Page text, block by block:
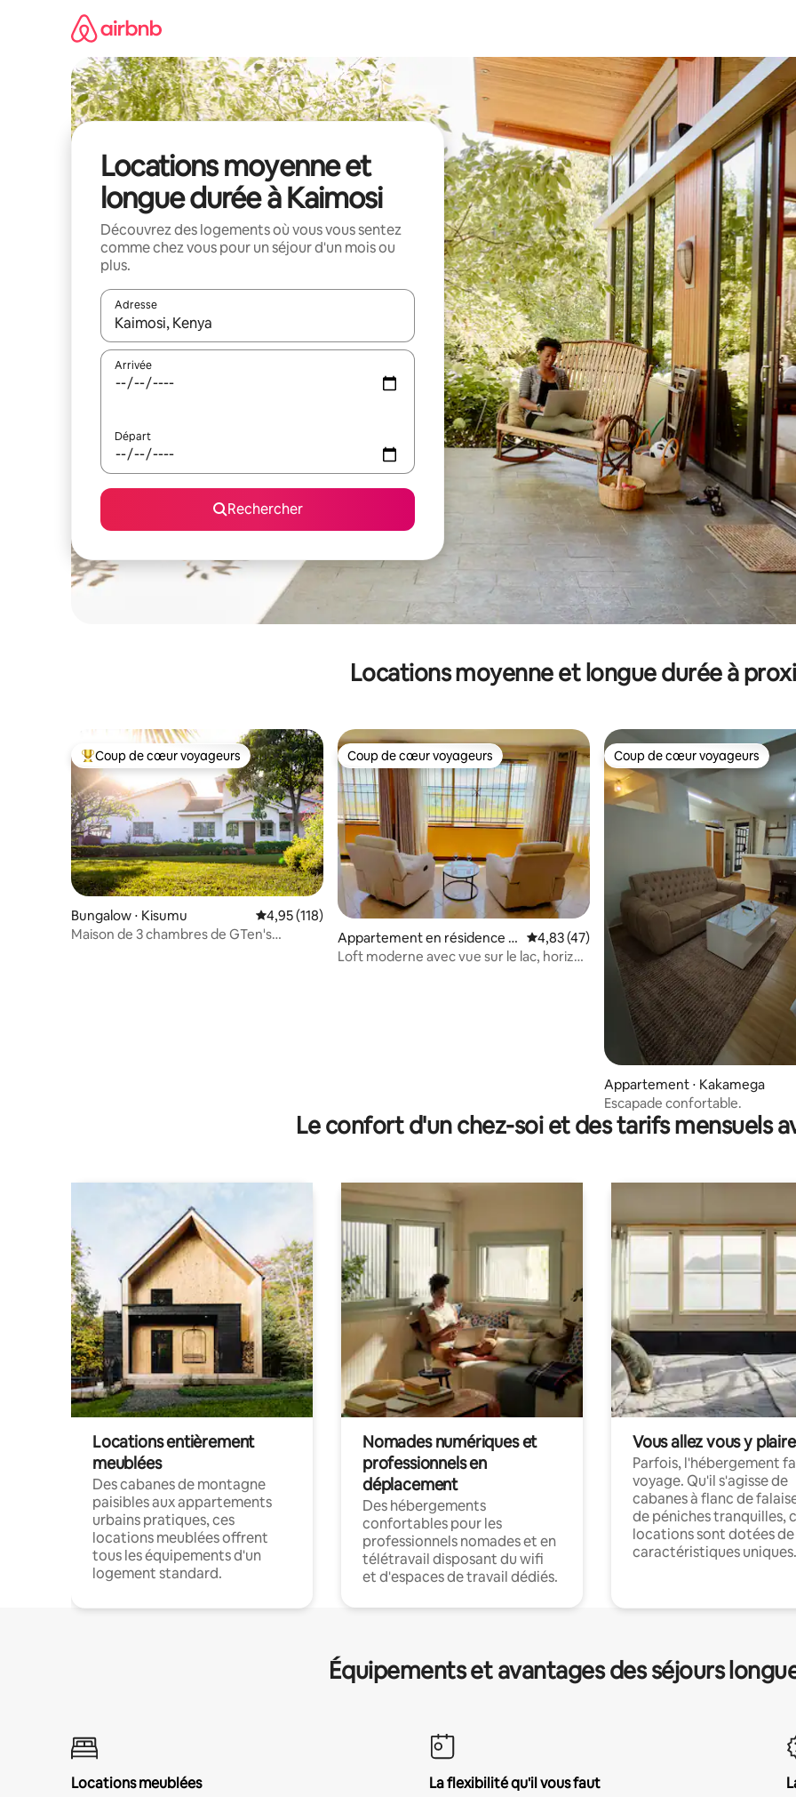
Locations moyenne et
longue durée à Kaimosi
Découvrez des logements où vous vous sentez
comme chez vous pour un séjour d'un mois ou
plus.
Adresse
Lorsque les résultats s'affichent, utilisez les flèches vers le haut et vers le bas pour les parcourir ou en appuyant et en
Arrivée
Départ
Rechercher
Locations moyenne et longue durée à
Coups de cœur voyageurs les plus appréciés
Coup de cœur voyageurs
Bungalow ⋅ Kisumu Évaluation moyenne sur la base de 118 commentaires : 4,95 sur 5
4,95 (118)
Maison de 3 chambres de GTen's
Coup de cœur voyageurs
Coup de cœur voyageurs
Appartement en résidence ⋅
Kisumu
Évaluation moyenne sur la base de 47
4,83 (47)
Loft moderne avec vue sur le lac, horizon
Coup de cœur voyageurs
Coup de cœur voyageurs
Appartement ⋅ Kakamega
Escapade confortable.
Le confort d'un chez-soi et des tarifs mensuels
Locations entièrement
meublées
Des cabanes de montagne
paisibles aux appartements
urbains pratiques, ces
locations meublées offrent
tous les équipements d'un
logement standard.
Nomades numériques et
professionnels en
déplacement
Des hébergements
confortables pour les
professionnels nomades et en
télétravail disposant du wifi
et d'espaces de travail dédiés.
Vous allez vous y plaire
Parfois, l'hébergement
voyage. Qu'il s'agisse de
cabanes à flanc de
de péniches tranquilles,
locations sont dotées de
caractéristiques uniques.
Équipements et avantages des séjours
Locations meublées
La flexibilité qu'il vous faut